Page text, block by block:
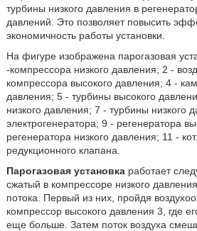
турбины низкого давления в
давлений. Это позволяет повысить
экономичность работы установки.
На фигуре изображена парогазовая
-компрессора низкого давления; 2 -
компрессора высокого давления; 4 -
давления; 5 - турбины высокого
низкого давления; 7 - турбины низкого
электрогенератора; 9 - регенератора
регенератора низкого давления; 11 -
редукционного клапана.
Парогазовая установкаработает
сжатый в компрессоре низкого
потока. Первый из них, пройдя
компрессор высокого давления 3, где
еще больше. Затем поток воздуха